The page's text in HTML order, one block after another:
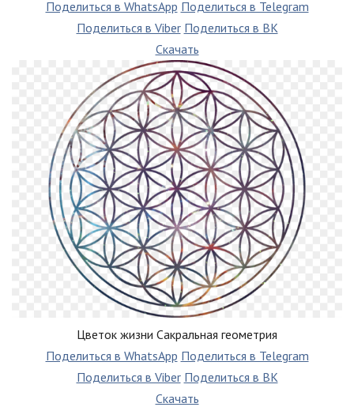
Поделиться в WhatsApp Поделиться в Telegram
Поделиться в Viber Поделиться в ВК
Скачать
Цветок жизни Сакральная геометрия
Поделиться в WhatsApp Поделиться в Telegram
Поделиться в Viber Поделиться в ВК
Скачать